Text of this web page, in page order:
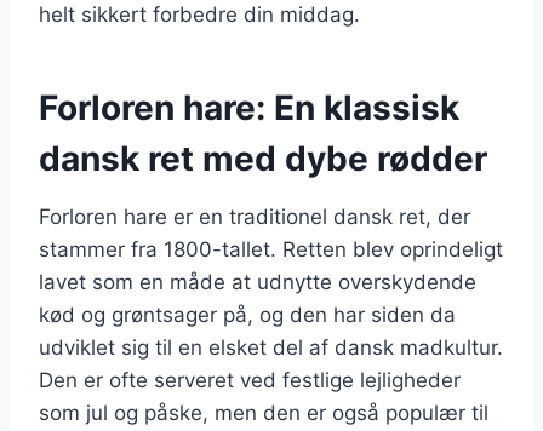
helt sikkert forbedre din middag.
Forloren hare: En klassisk
dansk ret med dybe rødder
Forloren hare er en traditionel dansk ret, der
stammer fra 1800-tallet. Retten blev oprindeligt
lavet som en måde at udnytte overskydende
kød og grøntsager på, og den har siden da
udviklet sig til en elsket del af dansk madkultur.
Den er ofte serveret ved festlige lejligheder
som jul og påske, men den er også populær til